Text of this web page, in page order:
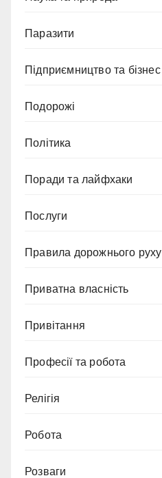
Паразити
Підприємництво та бізнес
Подорожі
Політика
Поради та лайфхаки
Послуги
Правила дорожнього руху
Приватна власність
Привітання
Професії та робота
Релігія
Робота
Розваги